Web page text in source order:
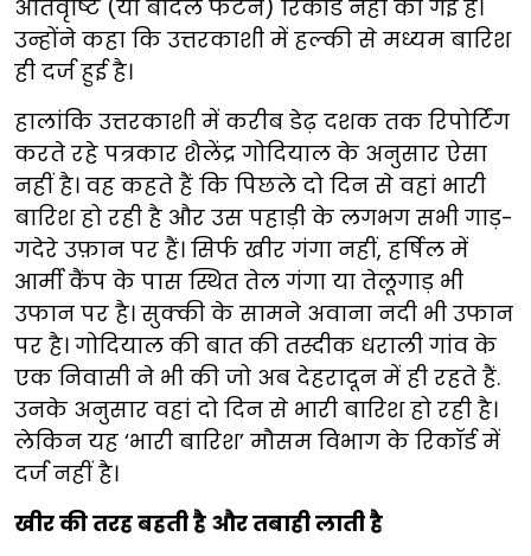
अतिवृष्टि (या बादल फटने) रिकॉर्ड नहीं की गई है।
उन्होंने कहा कि उत्तरकाशी में हल्की से मध्यम बारिश
ही दर्ज हुई है।
हालांकि उत्तरकाशी में करीब डेढ़ दशक तक रिपोर्टिंग
करते रहे पत्रकार शैलेंद्र गोदियाल के अनुसार ऐसा
नहीं है। वह कहते हैं कि पिछले दो दिन से वहां भारी
बारिश हो रही है और उस पहाड़ी के लगभग सभी गाड़-
गदेरे उफ़ान पर हैं। सिर्फ खीर गंगा नहीं, हर्षिल में
आर्मी कैंप के पास स्थित तेल गंगा या तेलूगाड़ भी
उफान पर है। सुक्की के सामने अवाना नदी भी उफान
पर है। गोदियाल की बात की तस्दीक धराली गांव के
एक निवासी ने भी की जो अब देहरादून में ही रहते हैं.
उनके अनुसार वहां दो दिन से भारी बारिश हो रही है।
लेकिन यह ‘भारी बारिश’ मौसम विभाग के रिकॉर्ड में
दर्ज नहीं है।
खीर की तरह बहती है और तबाही लाती है